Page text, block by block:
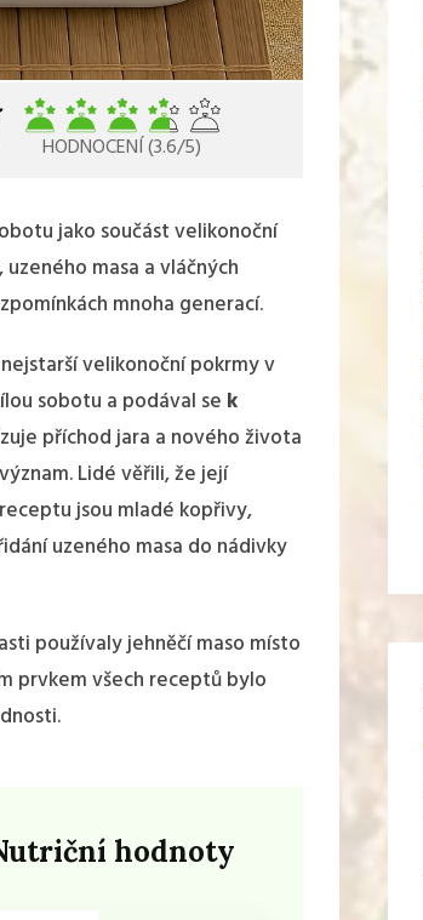
HODNOCENÍ (3.6/5)
jako součást velikonoční
masa a vláčných
mnoha generací.
velikonoční pokrmy v
sobotu a podával se k
příchod jara a nového života
Lidé věřili, že její
jsou mladé kopřivy,
uzeného masa do nádivky
používaly jehněčí maso místo
prvkem všech receptů bylo
hodnoty